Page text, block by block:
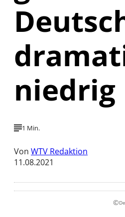
niedrig
1 Min.
Von WTV Redaktion
11.08.2021
©